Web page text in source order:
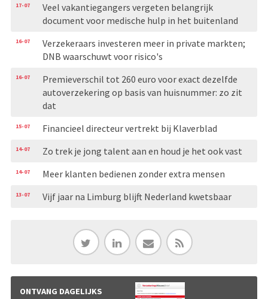
17-07
Veel vakantiegangers vergeten belangrijk
document voor medische hulp in het buitenland
16-07
Verzekeraars investeren meer in private markten;
DNB waarschuwt voor risico's
16-07
Premieverschil tot 260 euro voor exact dezelfde
autoverzekering op basis van huisnummer: zo zit
dat
15-07 Financieel directeur vertrekt bij Klaverblad
14-07 Zo trek je jong talent aan en houd je het ook vast
14-07 Meer klanten bedienen zonder extra mensen
13-07 Vijf jaar na Limburg blijft Nederland kwetsbaar
ONTVANG DAGELIJKS